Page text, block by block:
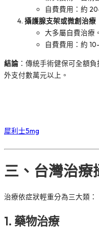
自費費用：約
攝護腺支架或微創治療
大多屬自費治療。
自費費用：約
結論 ：傳統手術健保可全額
外支付數萬元以上。
犀利士5mg
三、台灣治療
治療依症狀輕重分為三大類：
1. 藥物治療